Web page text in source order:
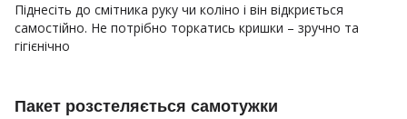
Піднесіть до смітника руку чи коліно і він відкриється
самостійно. Не потрібно торкатись кришки – зручно та
гігієнічно
Пакет розстеляється самотужки